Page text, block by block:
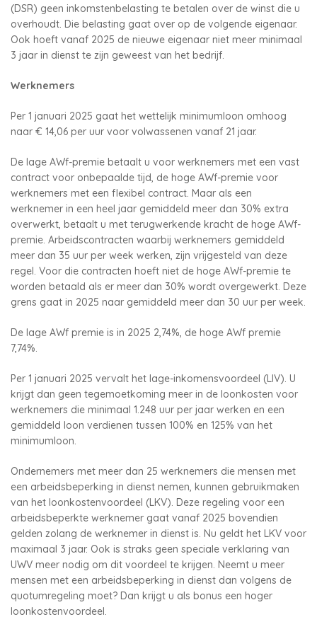
(DSR) geen inkomstenbelasting te betalen over de winst die u
overhoudt. Die belasting gaat over op de volgende eigenaar.
Ook hoeft vanaf 2025 de nieuwe eigenaar niet meer minimaal
3 jaar in dienst te zijn geweest van het bedrijf.
Werknemers
Per 1 januari 2025 gaat het wettelijk minimumloon omhoog
naar € 14,06 per uur voor volwassenen vanaf 21 jaar.
De lage AWf-premie betaalt u voor werknemers met een vast
contract voor onbepaalde tijd, de hoge AWf-premie voor
werknemers met een flexibel contract. Maar als een
werknemer in een heel jaar gemiddeld meer dan 30% extra
overwerkt, betaalt u met terugwerkende kracht de hoge AWf-
premie. Arbeidscontracten waarbij werknemers gemiddeld
meer dan 35 uur per week werken, zijn vrijgesteld van deze
regel. Voor die contracten hoeft niet de hoge AWf-premie te
worden betaald als er meer dan 30% wordt overgewerkt. Deze
grens gaat in 2025 naar gemiddeld meer dan 30 uur per week.
De lage AWf premie is in 2025 2,74%, de hoge AWf premie
7,74%.
Per 1 januari 2025 vervalt het lage-inkomensvoordeel (LIV). U
krijgt dan geen tegemoetkoming meer in de loonkosten voor
werknemers die minimaal 1.248 uur per jaar werken en een
gemiddeld loon verdienen tussen 100% en 125% van het
minimumloon.
Ondernemers met meer dan 25 werknemers die mensen met
een arbeidsbeperking in dienst nemen, kunnen gebruikmaken
van het loonkostenvoordeel (LKV). Deze regeling voor een
arbeidsbeperkte werknemer gaat vanaf 2025 bovendien
gelden zolang de werknemer in dienst is. Nu geldt het LKV voor
maximaal 3 jaar. Ook is straks geen speciale verklaring van
UWV meer nodig om dit voordeel te krijgen. Neemt u meer
mensen met een arbeidsbeperking in dienst dan volgens de
quotumregeling moet? Dan krijgt u als bonus een hoger
loonkostenvoordeel.